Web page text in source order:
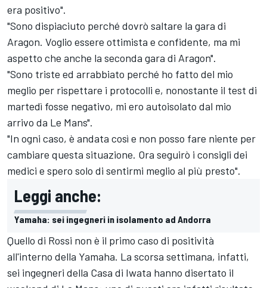
era positivo".
"Sono dispiaciuto perché dovrò saltare la gara di
Aragon. Voglio essere ottimista e confidente, ma mi
aspetto che anche la seconda gara di Aragon".
"Sono triste ed arrabbiato perché ho fatto del mio
meglio per rispettare i protocolli e, nonostante il test di
martedì fosse negativo, mi ero autoisolato dal mio
arrivo da Le Mans".
"In ogni caso, è andata così e non posso fare niente per
cambiare questa situazione. Ora seguirò i consigli dei
medici e spero solo di sentirmi meglio al più presto".
Leggi anche:
Yamaha: sei ingegneri in isolamento ad Andorra
Quello di Rossi non è il primo caso di positività
all'interno della Yamaha. La scorsa settimana, infatti,
sei ingegneri della Casa di Iwata hanno disertato il